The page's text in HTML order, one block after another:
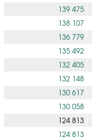
139 475
138 107
136 779
135 492
132 405
132 148
130 617
130 058
124 813
124 813